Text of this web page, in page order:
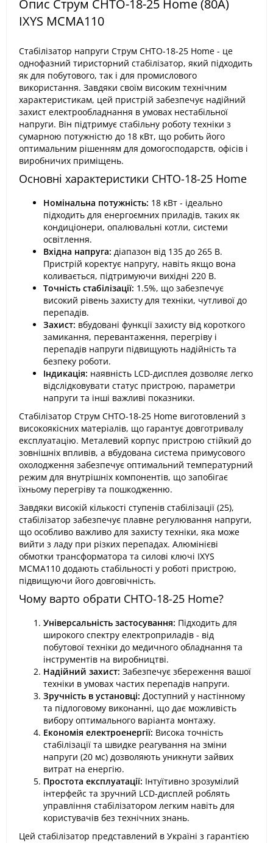
Опис Струм СНТО-18-25 Home (80А)
IXYS MCMA110
Стабілізатор напруги Струм СНТО-18-25 Home - це
однофазний тиристорний стабілізатор, який підходить
як для побутового, так і для промислового
використання. Завдяки своїм високим технічним
характеристикам, цей пристрій забезпечує надійний
захист електрообладнання в умовах нестабільної
напруги. Він підтримує стабільну роботу техніки з
сумарною потужністю до 18 кВт, що робить його
оптимальним рішенням для домогосподарств, офісів і
виробничих приміщень.
Основні характеристики СНТО-18-25 Home
Номінальна потужність: 18 кВт - ідеально
підходить для енергоємних приладів, таких як
кондиціонери, опалювальні котли, системи
освітлення.
Вхідна напруга: діапазон від 135 до 265 В.
Пристрій коректує напругу, навіть якщо вона
коливається, підтримуючи вихідні 220 В.
Точність стабілізації: 1.5%, що забезпечує
високий рівень захисту для техніки, чутливої до
перепадів.
Захист: вбудовані функції захисту від короткого
замикання, перевантаження, перегріву і
перепадів напруги підвищують надійність та
безпеку роботи.
Індикація: наявність LCD-дисплея дозволяє легко
відслідковувати статус пристрою, параметри
напруги та інші важливі показники.
Стабілізатор Струм СНТО-18-25 Home виготовлений з
високоякісних матеріалів, що гарантує довготривалу
експлуатацію. Металевий корпус пристрою стійкий до
зовнішніх впливів, а вбудована система примусового
охолодження забезпечує оптимальний температурний
режим для внутрішніх компонентів, що запобігає
їхньому перегріву та пошкодженню.
Завдяки високій кількості ступенів стабілізації (25),
стабілізатор забезпечує плавне регулювання напруги,
що особливо важливо для захисту техніки, яка може
вийти з ладу при різких перепадах. Алюмінієві
обмотки трансформатора та силові ключі IXYS
MCMA110 додають стабільності у роботі пристрою,
підвищуючи його довговічність.
Чому варто обрати СНТО-18-25 Home?
Універсальність застосування: Підходить для
широкого спектру електроприладів - від
побутової техніки до медичного обладнання та
інструментів на виробництві.
Надійний захист: Забезпечує збереження вашої
техніки в умовах частих перепадів напруги.
Зручність в установці: Доступний у настінному
та підлоговому виконанні, що дає можливість
вибору оптимального варіанта монтажу.
Економія електроенергії: Висока точність
стабілізації та швидке реагування на зміни
напруги (20 мс) дозволяють уникнути зайвих
витрат на енергію.
Простота експлуатації: Інтуїтивно зрозумілий
інтерфейс та зручний LCD-дисплей роблять
управління стабілізатором легким навіть для
користувачів без технічних знань.
Цей стабілізатор представлений в Україні з гарантією